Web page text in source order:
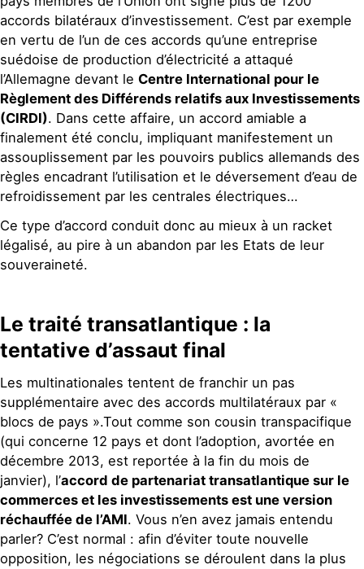
accords bilatéraux d’investissement. C’est par exemple
en vertu de l’un de ces accords qu’une entreprise
suédoise de production d’électricité a attaqué
l’Allemagne devant le Centre International pour le
Règlement des Différends relatifs aux Investissements
(CIRDI). Dans cette affaire, un accord amiable a
finalement été conclu, impliquant manifestement un
assouplissement par les pouvoirs publics allemands des
règles encadrant l’utilisation et le déversement d’eau de
refroidissement par les centrales électriques…
Ce type d’accord conduit donc au mieux à un racket
légalisé, au pire à un abandon par les Etats de leur
souveraineté.
Le traité transatlantique : la
tentative d’assaut final
Les multinationales tentent de franchir un pas
supplémentaire avec des accords multilatéraux par «
blocs de pays ».Tout comme son cousin transpacifique
(qui concerne 12 pays et dont l’adoption, avortée en
décembre 2013, est reportée à la fin du mois de
janvier), l’accord de partenariat transatlantique sur le
commerces et les investissements est une version
réchauffée de l’AMI. Vous n’en avez jamais entendu
parler? C’est normal : afin d’éviter toute nouvelle
opposition, les négociations se déroulent dans la plus